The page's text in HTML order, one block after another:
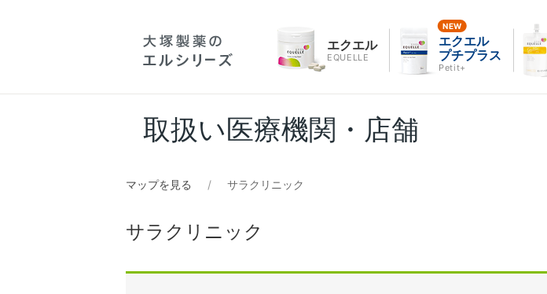
エクエル
EQUELLE
エクエル
プチプラス
Petit+
取扱い医療機関・店舗
マップを見る サラクリニック
サラクリニック